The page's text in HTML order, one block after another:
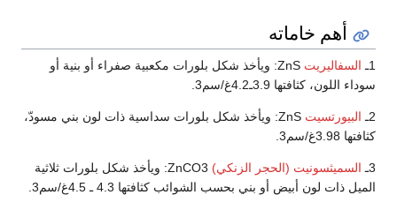
أهم خاماته
1ـ السفاليريت
ZnS: ويأخذ شكل بلورات مكعبية صفراء أو بنية أو
سوداء اللون، كثافتها 3.9ـ4.2غ/سم3.
2ـ البيورتسيت
ZnS: ويأخذ شكل بلورات سداسية ذات لون بني مسودّ،
كثافتها 3.98غ/سم3.
3ـ السميثسونيت (الحجر الزنكي)
ZnCO3: ويأخذ شكل بلورات ثلاثية
الميل ذات لون أبيض أو بني بحسب الشوائب كثافتها 4.3 ـ 4.5غ/سم3.